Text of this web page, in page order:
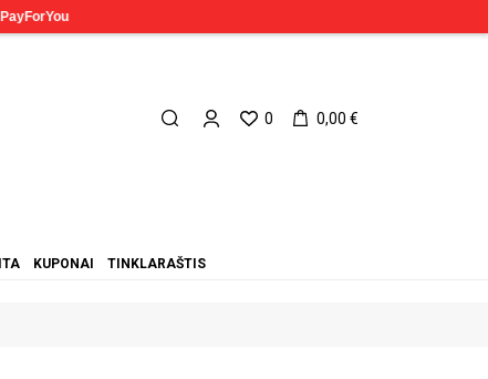
0 0,00 €
KUPONAI TINKLARAŠTIS